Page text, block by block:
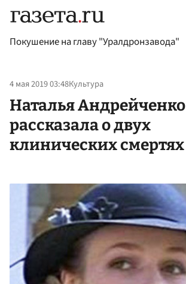
Покушение на главу "Уралдронзавода"
4 мая 2019 03:48Культура
Наталья Андрейченко
рассказала о двух
клинических смертях